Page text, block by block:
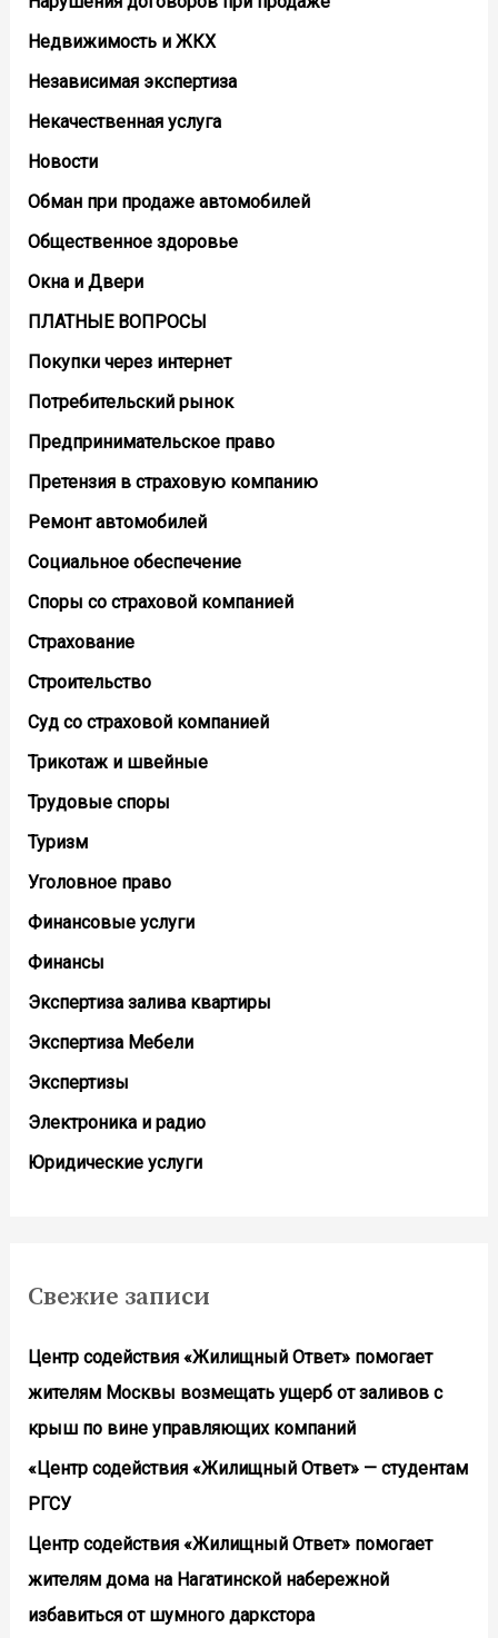
Недвижимость и ЖКХ
Независимая экспертиза
Некачественная услуга
Новости
Обман при продаже автомобилей
Общественное здоровье
Окна и Двери
ПЛАТНЫЕ ВОПРОСЫ
Покупки через интернет
Потребительский рынок
Предпринимательское право
Претензия в страховую компанию
Ремонт автомобилей
Социальное обеспечение
Споры со страховой компанией
Страхование
Строительство
Суд со страховой компанией
Трикотаж и швейные
Трудовые споры
Туризм
Уголовное право
Финансовые услуги
Финансы
Экспертиза залива квартиры
Экспертиза Мебели
Экспертизы
Электроника и радио
Юридические услуги
Свежие записи
Центр содействия «Жилищный Ответ» помогает
жителям Москвы возмещать ущерб от заливов с
крыш по вине управляющих компаний
«Центр содействия «Жилищный Ответ» — студентам
РГСУ
Центр содействия «Жилищный Ответ» помогает
жителям дома на Нагатинской набережной
избавиться от шумного даркстора